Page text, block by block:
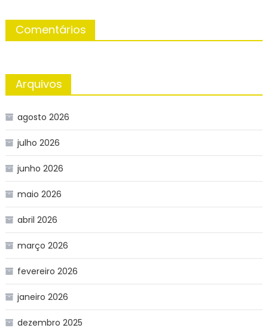
Comentários
Arquivos
agosto 2026
julho 2026
junho 2026
maio 2026
abril 2026
março 2026
fevereiro 2026
janeiro 2026
dezembro 2025